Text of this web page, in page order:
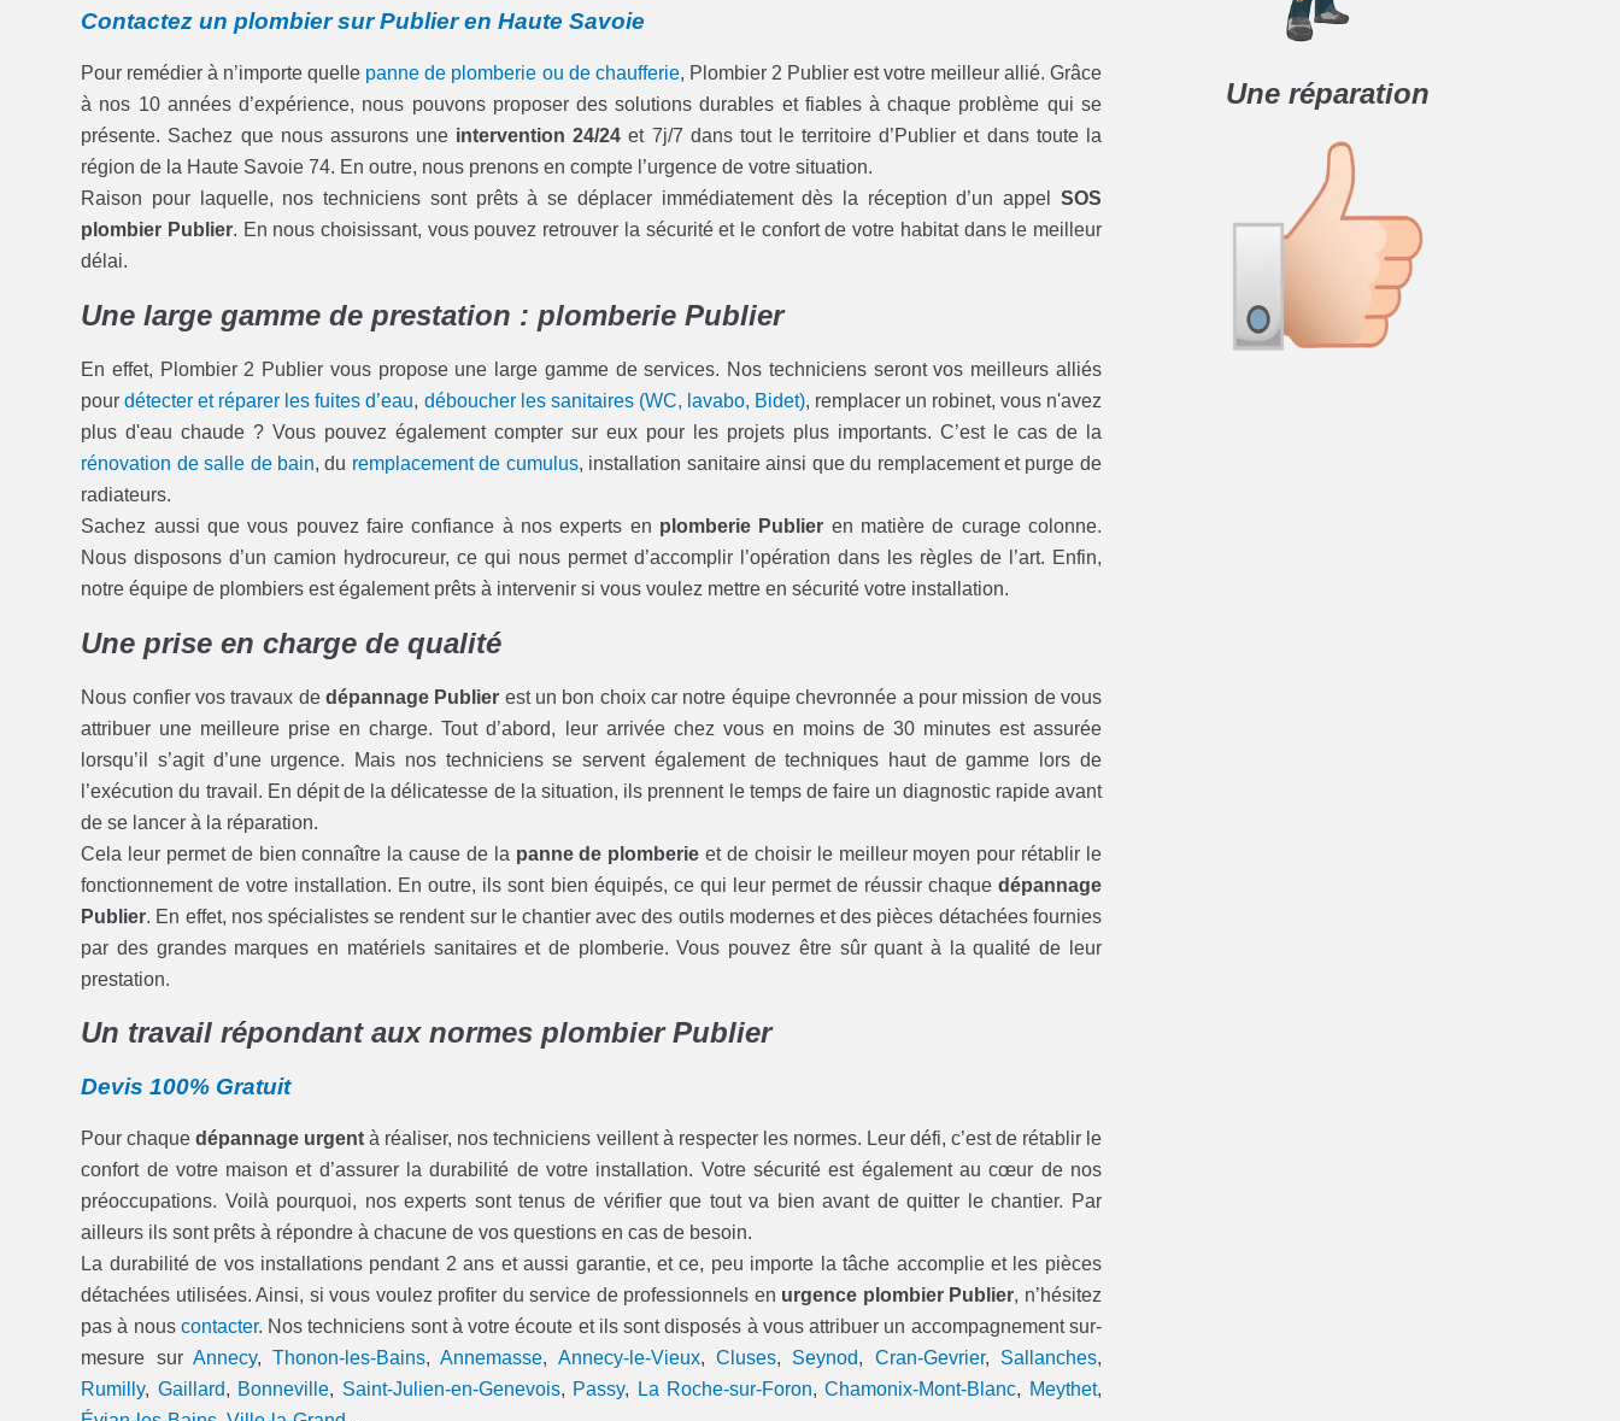
Contactez un plombier sur Publier en Haute Savoie
Pour remédier à n’importe quelle panne de plomberie ou de chaufferie, Plombier 2 Publier est votre meilleur allié. Grâce
à nos 10 années d’expérience, nous pouvons proposer des solutions durables et fiables à chaque problème qui se
présente. Sachez que nous assurons une intervention 24/24 et 7j/7 dans tout le territoire d’Publier et dans toute la
région de la Haute Savoie 74. En outre, nous prenons en compte l’urgence de votre situation.
Raison pour laquelle, nos techniciens sont prêts à se déplacer immédiatement dès la réception d’un appel SOS
plombier Publier. En nous choisissant, vous pouvez retrouver la sécurité et le confort de votre habitat dans le meilleur
délai.
Une large gamme de prestation : plomberie Publier
En effet, Plombier 2 Publier vous propose une large gamme de services. Nos techniciens seront vos meilleurs alliés
pourdétecter et réparer les fuites d’eau, déboucher les sanitaires (WC, lavabo, Bidet), remplacer un robinet, vous n'avez
plus d'eau chaude ? Vous pouvez également compter sur eux pour les projets plus importants. C’est le cas de la
rénovation de salle de bain, du remplacement de cumulus, installation sanitaire ainsi que du remplacement et purge de
radiateurs.
Sachez aussi que vous pouvez faire confiance à nos experts en plomberie Publier en matière de curage colonne.
Nous disposons d’un camion hydrocureur, ce qui nous permet d’accomplir l’opération dans les règles de l’art. Enfin,
notre équipe de plombiers est également prêts à intervenir si vous voulez mettre en sécurité votre installation.
Une prise en charge de qualité
Nous confier vos travaux de dépannage Publier est un bon choix car notre équipe chevronnée a pour mission de vous
attribuer une meilleure prise en charge. Tout d’abord, leur arrivée chez vous en moins de 30 minutes est assurée
lorsqu’il s’agit d’une urgence. Mais nos techniciens se servent également de techniques haut de gamme lors de
l’exécution du travail. En dépit de la délicatesse de la situation, ils prennent le temps de faire un diagnostic rapide avant
de se lancer à la réparation.
Cela leur permet de bien connaître la cause de la panne de plomberie et de choisir le meilleur moyen pour rétablir le
fonctionnement de votre installation. En outre, ils sont bien équipés, ce qui leur permet de réussir chaque dépannage
Publier. En effet, nos spécialistes se rendent sur le chantier avec des outils modernes et des pièces détachées fournies
par des grandes marques en matériels sanitaires et de plomberie. Vous pouvez être sûr quant à la qualité de leur
prestation.
Un travail répondant aux normes plombier Publier
Devis 100% Gratuit
Pour chaquedépannage urgent à réaliser, nos techniciens veillent à respecter les normes. Leur défi, c’est de rétablir le
confort de votre maison et d’assurer la durabilité de votre installation. Votre sécurité est également au cœur de nos
préoccupations. Voilà pourquoi, nos experts sont tenus de vérifier que tout va bien avant de quitter le chantier. Par
ailleurs ils sont prêts à répondre à chacune de vos questions en cas de besoin.
La durabilité de vos installations pendant 2 ans et aussi garantie, et ce, peu importe la tâche accomplie et les pièces
détachées utilisées. Ainsi, si vous voulez profiter du service de professionnels en urgence plombier Publier, n’hésitez
pas à nous contacter. Nos techniciens sont à votre écoute et ils sont disposés à vous attribuer un accompagnement sur-
mesure sur Annecy,Thonon-les-Bains,Annemasse, Annecy-le-Vieux,Cluses, Seynod, Cran-Gevrier, Sallanches,
Rumilly, Gaillard, Bonneville, Saint-Julien-en-Genevois, Passy, La Roche-sur-Foron,Chamonix-Mont-Blanc, Meythet,
Une réparation